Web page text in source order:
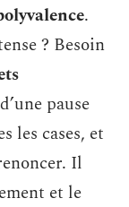
.
? Besoin
pause
les cases, et
Il
et le